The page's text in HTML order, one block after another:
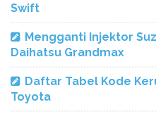
Swift
Mengganti Injektor
Daihatsu Grandmax
Daftar Tabel Kode
Toyota